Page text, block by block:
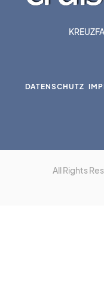
DATENSCHUTZ
All Rights